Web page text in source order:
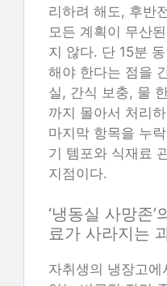
리하려 해도, 후반
모든 계획이 무산
지 않다. 단 15분
해야 한다는 점을
실, 간식 보충, 물
까지 몰아서 처리
마지막 항목을 누
기 템포와 식재료
지점이다.
‘냉동실 사망존
료가 사라지는
자취생의 냉장고